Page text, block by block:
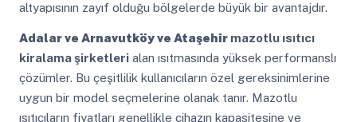
altyapısının zayıf olduğu bölgelerde büyük bir avantajdır.
Adalar ve Arnavutköy ve Ataşehirmazotlu ısıtıcı
kiralama şirketlerialan ısıtmasında yüksek performanslı
çözümler. Bu çeşitlilik kullanıcıların özel gereksinimlerine
uygun bir model seçmelerine olanak tanır. Mazotlu
ısıtıcıların fiyatları genellikle cihazın kapasitesine ve